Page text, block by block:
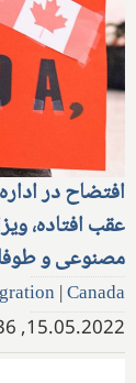
عقب افتاده،
مصنوعی و
|Canada
15.05.2022, 18:36: